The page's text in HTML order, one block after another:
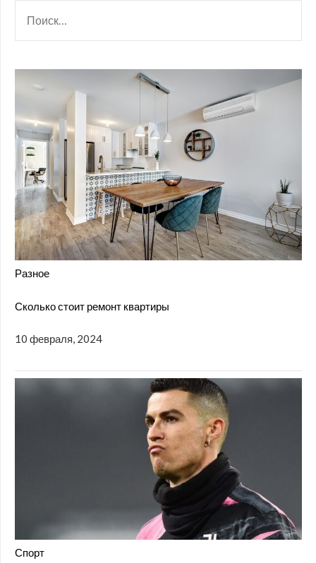
Разное
Сколько стоит ремонт квартиры
10 февраля, 2024
Спорт